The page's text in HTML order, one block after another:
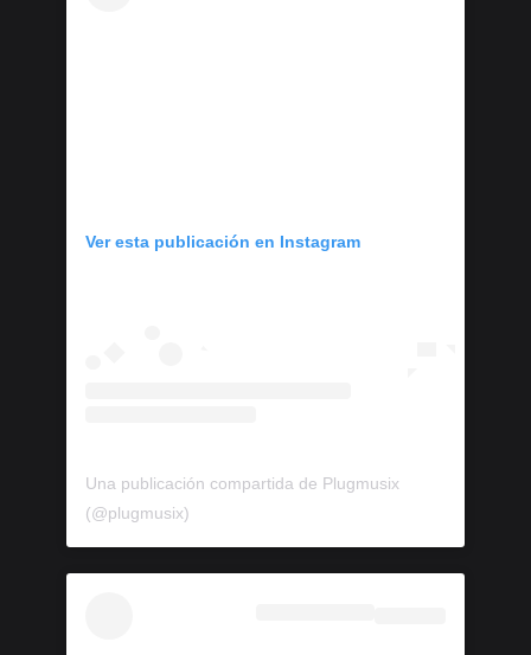
Ver esta publicación en Instagram
Una publicación compartida de Plugmusix
(@plugmusix)